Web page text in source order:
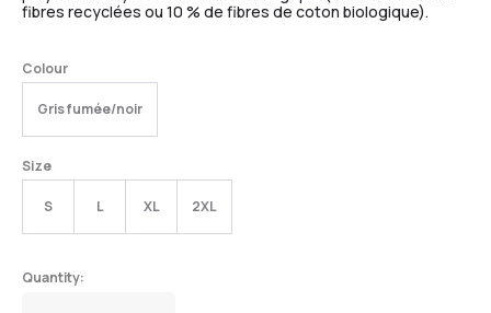
fibres recyclées ou 10 % de fibres de coton biologique).
Colour
Gris fumée/noir
Size
S L XL 2XL